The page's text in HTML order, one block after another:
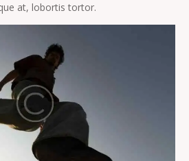
at, lobortis tortor.